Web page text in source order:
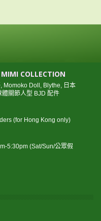
COLLECTION
Momoko Doll, Blythe, 日本
關節人型 BJD 配件
(for Hong Kong only)
5:30pm (Sat/Sun/公眾假